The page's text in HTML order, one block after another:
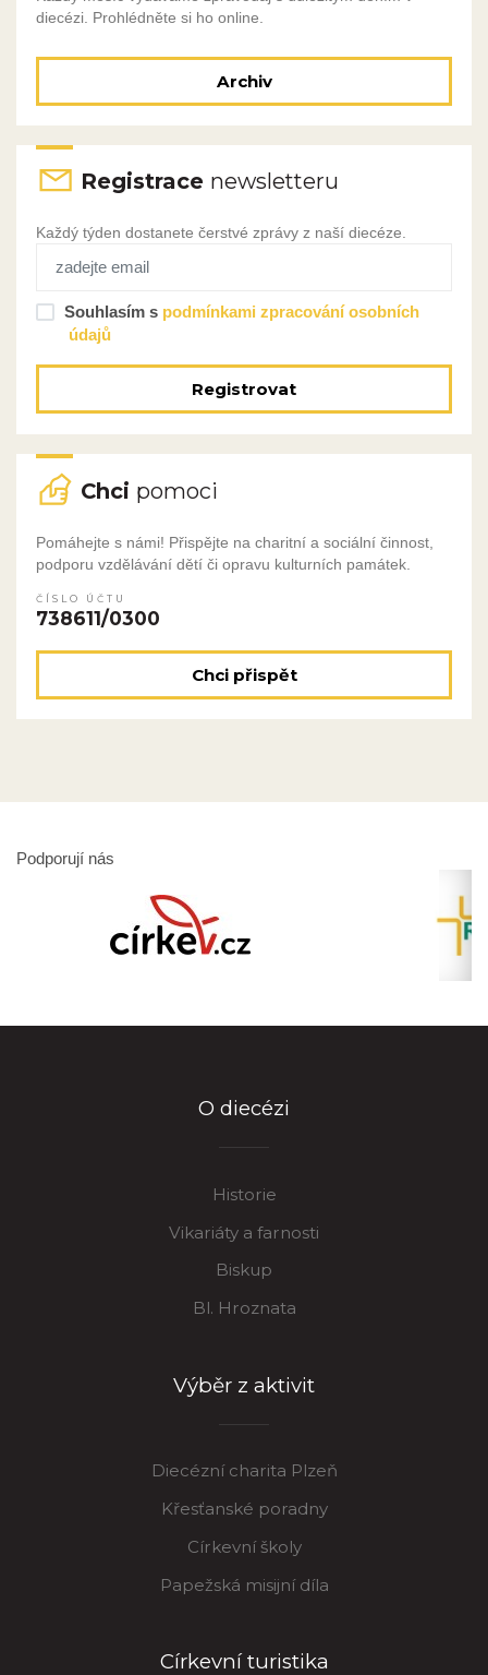
diecézi. Prohlédněte si ho online.
Archiv
Registrace newsletteru
Každý týden dostanete čerstvé zprávy z naší diecéze.
Souhlasím s podmínkami zpracování osobních
údajů
Registrovat
Chci pomoci
Pomáhejte s námi! Přispějte na charitní a sociální činnost,
podporu vzdělávání dětí či opravu kulturních památek.
ČÍSLO ÚČTU
738611/0300
Chci přispět
Podporují nás
O diecézi
Historie
Vikariáty a farnosti
Biskup
Bl. Hroznata
Výběr z aktivit
Diecézní charita Plzeň
Křesťanské poradny
Církevní školy
Papežská misijní díla
Církevní turistika